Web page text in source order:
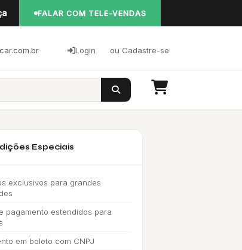
FALAR COM TELE-VENDAS
Login ou Cadastre-se
Especiais
exclusivos para grandes
pagamento estendidos para
em boleto com CNPJ